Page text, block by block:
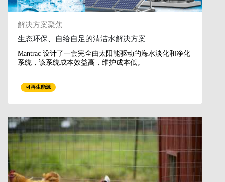
解决方案聚焦
生态环保、自给自足的清洁水解决方案
Mantrac 设计了一套完全由太阳能驱动的海水淡化和净化
系统，该系统成本效益高，维护成本低。
可再生能源